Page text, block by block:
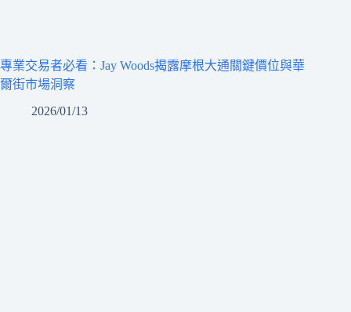
專業交易者必看：Jay Woods揭露摩根大通關鍵價位與華
爾街市場洞察
2026/01/13